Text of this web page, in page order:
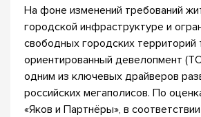
На фоне изменений требований
городской инфраструктуре и
свободных городских территорий
ориентированный девелопмент
одним из ключевых драйверов
российских мегаполисов. По
«Яков и Партнёры», в